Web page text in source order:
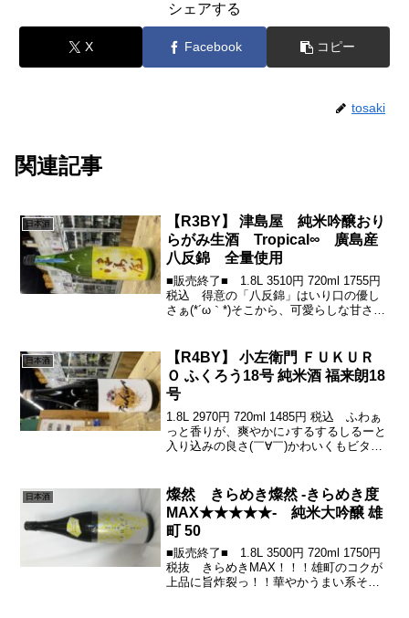
シェアする
X Facebook コピー
tosaki
関連記事
日本酒
【R3BY】 津島屋 純米吟醸おり
らがみ生酒 Tropical∞ 廣島産
八反錦 全量使用
■販売終了■ 1.8L 3510円 720ml 1755円
税込 得意の「八反錦」はいり口の優し
さぁ(*´ω｀*)そこから、可愛らしな甘さに
ム「トロピカル...
日本酒
【R4BY】 小左衛門 ＦＵＫＵＲ
Ｏ ふくろう18号 純米酒 福来朗18
号
1.8L 2970円 720ml 1485円 税込 ふわぁ
っと香りが、爽やかに♪するするしるーと
入り込みの良さ(￣∀￣)かわいくもビター
もステキっす♪( ´▽｀...
日本酒
燦然 きらめき燦然 -きらめき度
MAX★★★★★- 純米大吟醸 雄
町 50
■販売終了■ 1.8L 3500円 720ml 1750円
税抜 きらめきMAX！！！雄町のコクが
上品に旨炸裂っ！！華やかうまい系それ